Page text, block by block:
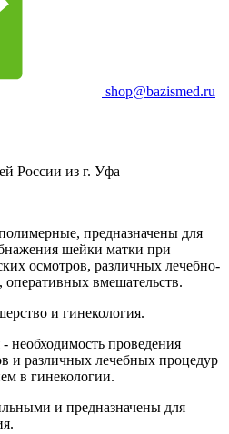
shop@bazismed.ru
России из г. Уфа
предназначены для
шейки матки при
осмотров, различных лечебно-
оперативных вмешательств.
и гинекология.
необходимость проведения
и различных лечебных процедур
в гинекологии.
и предназначены для